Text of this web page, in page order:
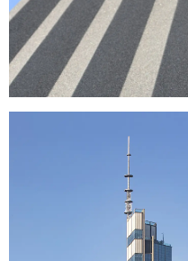
WE ARE MOLINS
CERTIFICADOS